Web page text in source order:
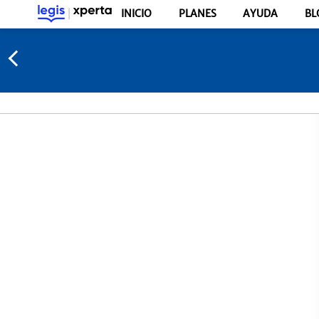
INICIO PLANES AYUDA